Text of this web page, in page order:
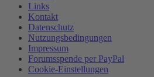
Links
Kontakt
Datenschutz
Nutzungsbedingungen
Impressum
Forumsspende per PayPal
Cookie-Einstellungen